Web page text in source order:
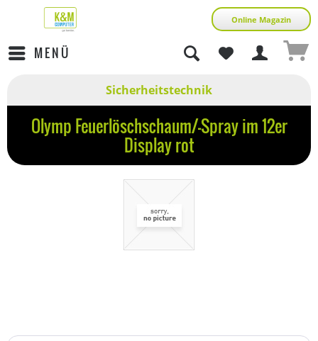
Online Magazin
MENÜ
Sicherheitstechnik
Olymp Feuerlöschschaum/-Spray im 12er
Display rot